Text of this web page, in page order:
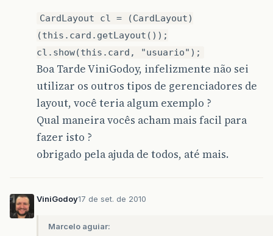
CardLayout cl = (CardLayout)
(this.card.getLayout());
cl.show(this.card, "usuario");
Boa Tarde ViniGodoy, infelizmente não sei
utilizar os outros tipos de gerenciadores de
layout, você teria algum exemplo ?
Qual maneira vocês acham mais facil para
fazer isto ?
obrigado pela ajuda de todos, até mais.
ViniGodoy17 de set. de 2010
Marcelo aguiar: